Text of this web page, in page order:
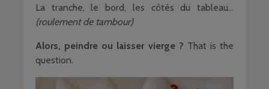
La tranche, le bord, les côtés du tableau…
(roulement de tambour)
Alors, peindre ou laisser vierge ? That is the
question.